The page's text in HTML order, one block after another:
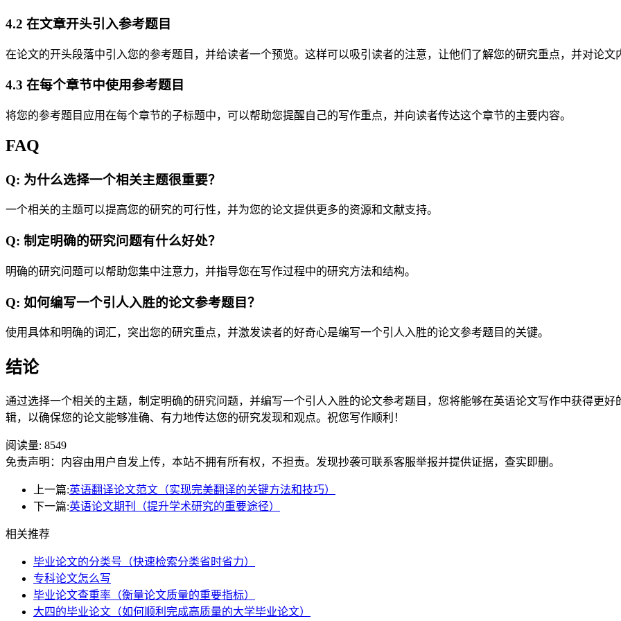
4.2 在文章开头引入参考题目
在论文的开头段落中引入您的参考题目，并给读者一个预览。这样可以吸引读者的注意，让他们了解您的研究重点，并对论文
4.3 在每个章节中使用参考题目
将您的参考题目应用在每个章节的子标题中，可以帮助您提醒自己的写作重点，并向读者传达这个章节的主要内容。
FAQ
Q: 为什么选择一个相关主题很重要？
一个相关的主题可以提高您的研究的可行性，并为您的论文提供更多的资源和文献支持。
Q: 制定明确的研究问题有什么好处？
明确的研究问题可以帮助您集中注意力，并指导您在写作过程中的研究方法和结构。
Q: 如何编写一个引人入胜的论文参考题目？
使用具体和明确的词汇，突出您的研究重点，并激发读者的好奇心是编写一个引人入胜的论文参考题目的关键。
结论
通过选择一个相关的主题，制定明确的研究问题，并编写一个引人入胜的论文参考题目，您将能够在英语论文写作中获得更
辑，以确保您的论文能够准确、有力地传达您的研究发现和观点。祝您写作顺利！
阅读量: 8549
免责声明：内容由用户自发上传，本站不拥有所有权，不担责。发现抄袭可联系客服举报并提供证据，查实即删。
上一篇:英语翻译论文范文（实现完美翻译的关键方法和技巧）
下一篇:英语论文期刊（提升学术研究的重要途径）
相关推荐
毕业论文的分类号（快速检索分类省时省力）
专科论文怎么写
毕业论文查重率（衡量论文质量的重要指标）
大四的毕业论文（如何顺利完成高质量的大学毕业论文）